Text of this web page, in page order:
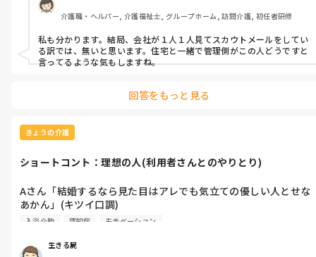
介護職・ヘルパー, 介護福祉士, グループホーム, 訪問介護, 初任者研修
私も分かります。結局、会社が１人１人見てスカウトメールをしてい
る訳では、無いと思います。住宅と一緒で管理側がこの人どうですと
言ってるような気もしますね。
回答をもっと見る
きょうの介護
ショートコント：理想の人(利用者さんとのやりとり)
Aさん「結婚するなら見た目はアレでも気立ての優しい人とせな
あかん」(キツイ口調)
Aさん「美人でも性格がきついのはアカン」(強い口調)
Aさん「美人で気立ての優しい方！」(ガハハハハw)
入浴介助 認知症 モチベーション
生きる屍